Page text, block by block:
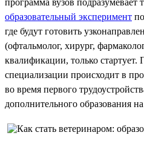
образовательный эксперимент
где будут готовить
(офтальмолог, хирург,
квалификации, только
специализации происходит в
во время первого
дополнительного образования